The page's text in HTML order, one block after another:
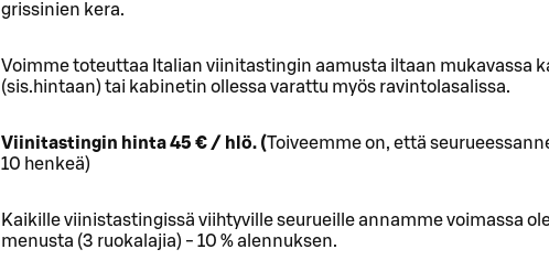
grissinien kera.
Voimme toteuttaa Italian viinitastingin aamusta iltaan mukavassa
(sis.hintaan) tai kabinetin ollessa varattu myös ravintolasalissa.
Viinitastingin hinta 45 € / hlö. (Toiveemme on, että
10 henkeä)
Kaikille viinistastingissä viihtyville seurueille annamme voimassa
menusta (3 ruokalajia) - 10 % alennuksen.